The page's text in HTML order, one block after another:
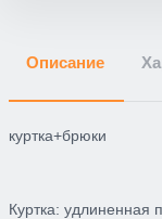
Описание
куртка+брюки
Куртка: удлиненная